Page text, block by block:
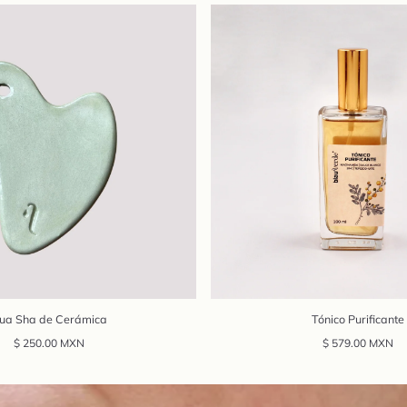
Sha de Cerámica
Precio
$ 250.00 MXN
Tónico Purificante
Precio
$ 579.00 MXN